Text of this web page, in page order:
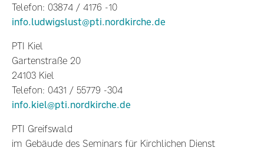
Telefon: 03874 / 4176 -10
info.ludwigslust@pti.nordkirche.de
PTI Kiel
Gartenstraße 20
24103 Kiel
Telefon: 0431 / 55779 -304
info.kiel@pti.nordkirche.de
PTI Greifswald
im Gebäude des Seminars für Kirchlichen Dienst